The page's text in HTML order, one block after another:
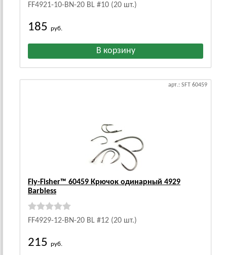
FF4921-10-BN-20 BL #10 (20 шт.)
185 руб.
арт.: SFT 60459
Fly-Fisher™ 60459 Крючок одинарный 4929
Barbless
FF4929-12-BN-20 BL #12 (20 шт.)
215 руб.